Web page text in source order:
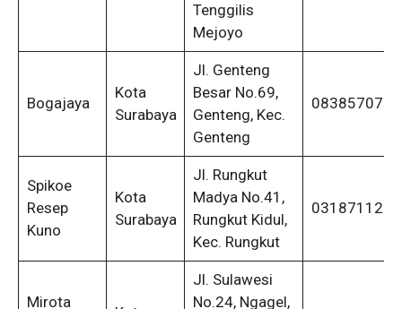
Tenggilis
Mejoyo
Bogajaya
Kota
Surabaya
Jl. Genteng
Besar No.69,
Genteng, Kec.
Genteng
Spikoe
Resep
Kuno
Kota
Surabaya
Jl. Rungkut
Madya No.41,
Rungkut Kidul,
Kec. Rungkut
0318711292
Mirota
Jl. Sulawesi
No.24, Ngagel,